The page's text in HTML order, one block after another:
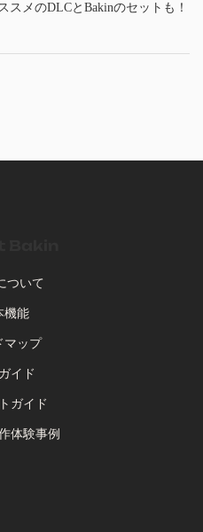
スメのDLCとBakinのセットも！
ついて
機能
マップ
イド
ガイド
体験事例